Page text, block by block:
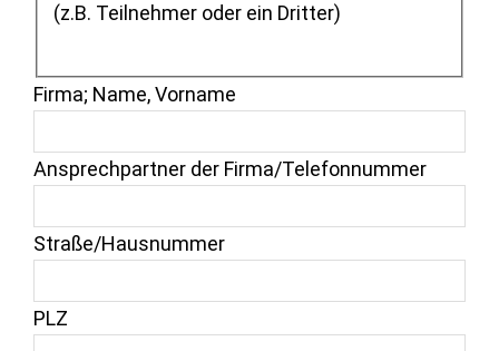
(z.B. Teilnehmer oder ein Dritter)
Firma; Name, Vorname
Ansprechpartner der Firma/Telefonnummer
Straße/Hausnummer
PLZ